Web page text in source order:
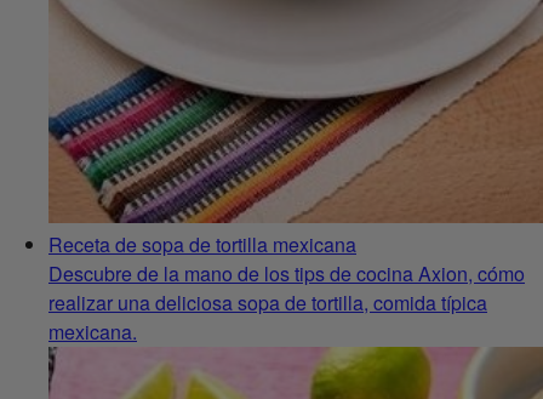
Receta de sopa de tortilla mexicana
Descubre de la mano de los tips de cocina Axion, cómo
realizar una deliciosa sopa de tortilla, comida típica
mexicana.